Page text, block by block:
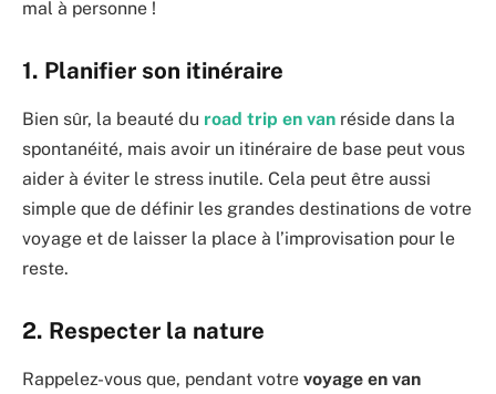
mal à personne !
1. Planifier son itinéraire
Bien sûr, la beauté du road trip en van réside dans la
spontanéité, mais avoir un itinéraire de base peut vous
aider à éviter le stress inutile. Cela peut être aussi
simple que de définir les grandes destinations de votre
voyage et de laisser la place à l’improvisation pour le
reste.
2. Respecter la nature
Rappelez-vous que, pendant votre voyage en van